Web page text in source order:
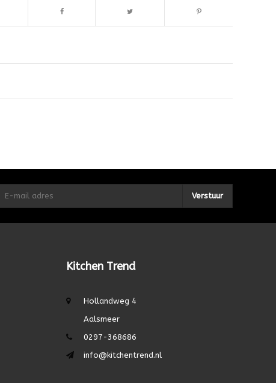
Verstuur
Kitchen Trend
Hollandweg 4
Aalsmeer
0297-368686
info@kitchentrend.nl